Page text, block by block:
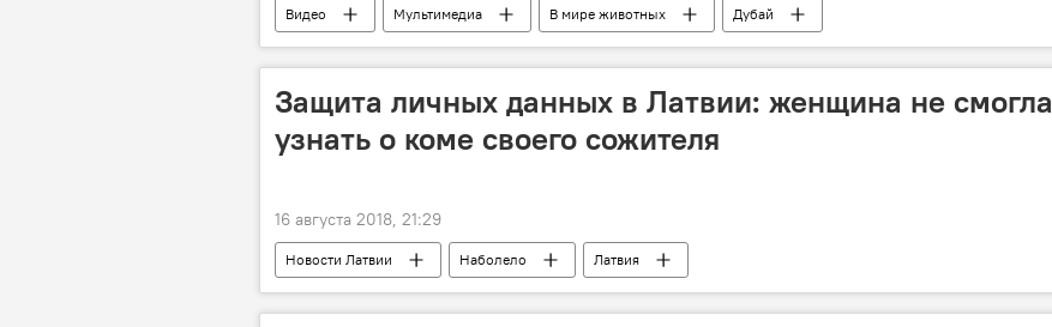
Видео Мультимедиа В мире животных Дубай
Защита личных данных в Латвии: женщина не смогла
узнать о коме своего сожителя
16 августа 2018, 21:29
Новости Латвии Наболело Латвия